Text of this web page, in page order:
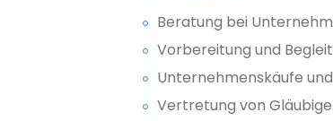
Beratung bei
Vorbereitung und
Unternehmenskäufe
Vertretung von